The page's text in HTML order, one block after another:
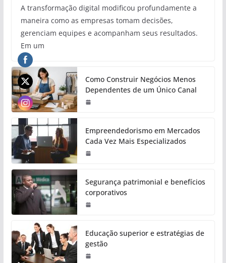
A transformação digital modificou profundamente a
maneira como as empresas tomam decisões,
gerenciam equipes e acompanham seus resultados.
Em um
Como Construir Negócios Menos
Dependentes de um Único Canal
Empreendedorismo em Mercados
Cada Vez Mais Especializados
Segurança patrimonial e benefícios
corporativos
Educação superior e estratégias de
gestão